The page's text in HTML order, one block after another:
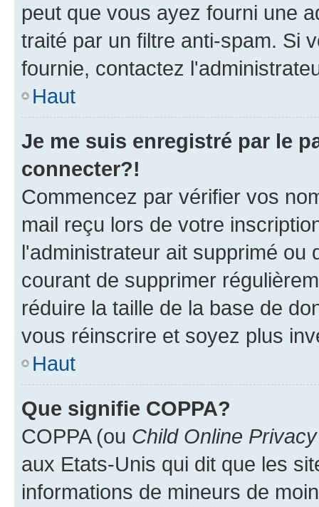
peut que vous ayez fourni une
traité par un filtre anti-spam. Si
fournie, contactez
Haut
Je me suis enregistré par le
connecter?!
Commencez par vérifier vos
mail reçu lors de votre
l'administrateur ait supprimé ou
courant de supprimer
réduire la taille de la base de
vous réinscrire et soyez plus
Haut
Que signifie COPPA?
COPPA (ou Child Online
aux Etats-Unis qui dit que les
informations de mineurs de